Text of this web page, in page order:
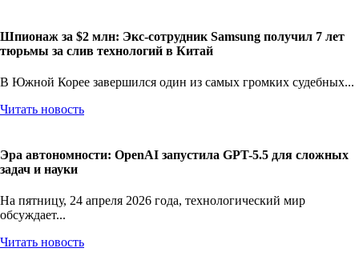
Шпионаж за $2 млн: Экс-сотрудник Samsung получил 7 лет
тюрьмы за слив технологий в Китай
В Южной Корее завершился один из самых громких судебных...
Читать новость
Эра автономности: OpenAI запустила GPT-5.5 для сложных
задач и науки
На пятницу, 24 апреля 2026 года, технологический мир
обсуждает...
Читать новость